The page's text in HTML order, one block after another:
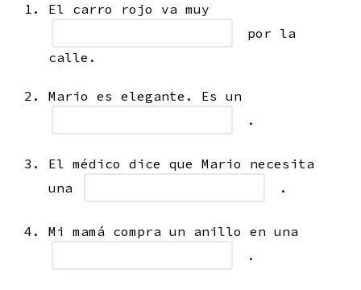
El carro rojo va muy
por la
calle.
Mario es elegante. Es un
.
El médico dice que Mario necesita
una
.
Mi mamá compra un anillo en una
.